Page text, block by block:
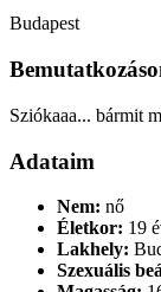
Budapest
Sziókaaa... bármit
Adataim
Nem: nő
Életkor: 19
Lakhely:
Szexuális